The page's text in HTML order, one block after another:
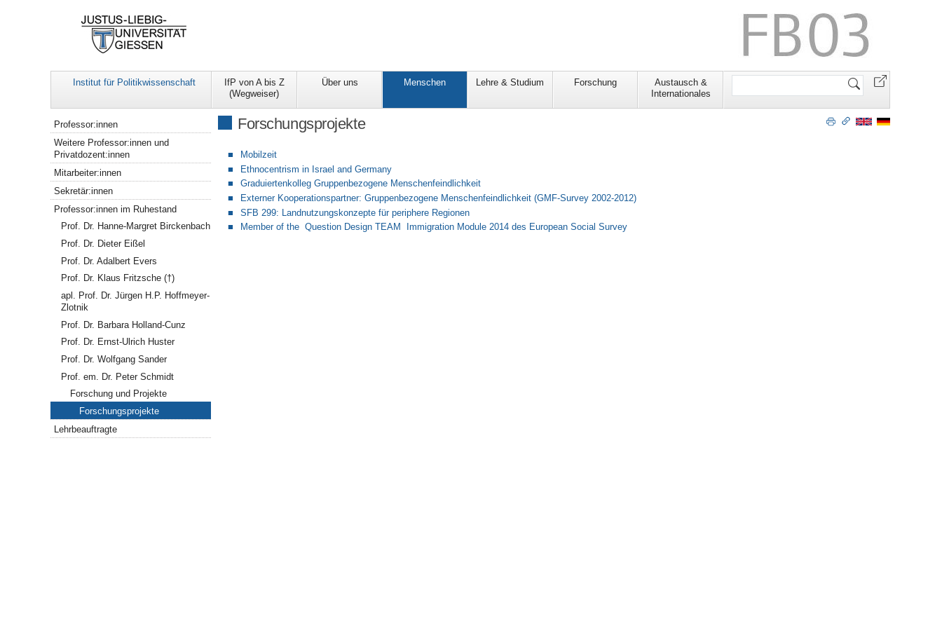
Institut für Politikwissenschaft
IfP von A bis Z
(Wegweiser)
Über uns Menschen Lehre & Studium Forschung
Austausch &
Internationales
Website
Forschungsprojekte
Mobilzeit
Ethnocentrism in Israel and Germany
Graduiertenkolleg Gruppenbezogene Menschenfeindlichkeit
Externer Kooperationspartner: Gruppenbezogene Menschenfeindlichkeit (GMF-Survey 2002-2012)
SFB 299: Landnutzungskonzepte für periphere Regionen
Member of the Question Design TEAM Immigration Module 2014 des European Social Survey
Navigation
Professor:innen
Weitere Professor:innen und
Privatdozent:innen
Mitarbeiter:innen
Sekretär:innen
Professor:innen im Ruhestand
Prof. Dr. Hanne-Margret Birckenbach
Prof. Dr. Dieter Eißel
Prof. Dr. Adalbert Evers
Prof. Dr. Klaus Fritzsche (†)
apl. Prof. Dr. Jürgen H.P. Hoffmeyer-
Zlotnik
Prof. Dr. Barbara Holland-Cunz
Prof. Dr. Ernst-Ulrich Huster
Prof. Dr. Wolfgang Sander
Prof. em. Dr. Peter Schmidt
Forschung und Projekte
Forschungsprojekte
Lehrbeauftragte